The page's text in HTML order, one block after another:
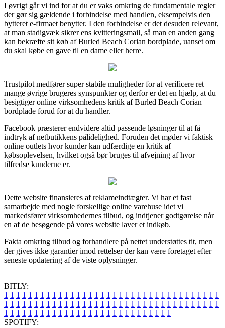
I øvrigt går vi ind for at du er vaks omkring de fundamentale regler
der gør sig gældende i forbindelse med handlen, eksempelvis den
bytteret e-firmaet benytter. I den forbindelse er det desuden relevant,
at man stadigvæk sikrer ens kvitteringsmail, så man en anden gang
kan bekræfte sit køb af Burled Beach Corian bordplade, uanset om
du skal købe en gave til en dame eller herre.
Trustpilot medfører super stabile muligheder for at verificere ret
mange øvrige brugeres synspunkter og derfor er det en hjælp, at du
besigtiger online virksomhedens kritik af Burled Beach Corian
bordplade forud for at du handler.
Facebook præsterer endvidere altid passende løsninger til at få
indtryk af netbutikkens pålidelighed. Foruden det møder vi faktisk
online outlets hvor kunder kan udfærdige en kritik af
købsoplevelsen, hvilket også bør bruges til afvejning af hvor
tilfredse kunderne er.
Dette website finansieres af reklameindtægter. Vi har et fast
samarbejde med nogle forskellige online varehuse idet vi
markedsfører virksomhedernes tilbud, og indtjener godtgørelse når
en af de besøgende på vores website laver et indkøb.
Fakta omkring tilbud og forhandlere på nettet understøttes tit, men
der gives ikke garantier imod rettelser der kan være foretaget efter
seneste opdatering af de viste oplysninger.
BITLY:
1 1 1 1 1 1 1 1 1 1 1 1 1 1 1 1 1 1 1 1 1 1 1 1 1 1 1 1 1 1 1 1 1 1 1 1
1 1 1 1 1 1 1 1 1 1 1 1 1 1 1 1 1 1 1 1 1 1 1 1 1 1 1 1 1 1 1 1 1 1 1 1
1 1 1 1 1 1 1 1 1 1 1 1 1 1 1 1 1 1 1 1 1 1 1 1 1 1 1 1
SPOTIFY: